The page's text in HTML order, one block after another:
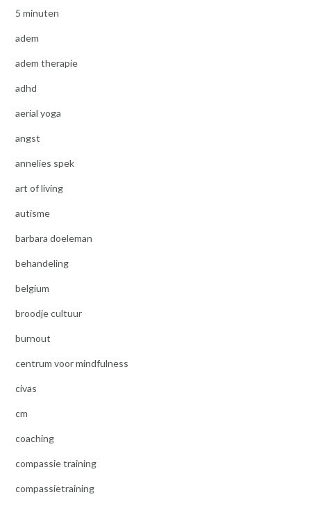
5 minuten
adem
adem therapie
adhd
aerial yoga
angst
annelies spek
art of living
autisme
barbara doeleman
behandeling
belgium
broodje cultuur
burnout
centrum voor mindfulness
civas
cm
coaching
compassie training
compassietraining